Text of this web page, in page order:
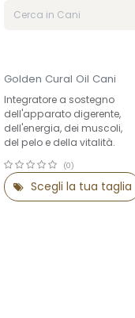
Nuovo!
Golden Cural Oil Cani
Integratore a sostegno
dell'apparato digerente,
dell'energia, dei muscoli,
del pelo e della vitalità.
(0)
Scegli la tua taglia